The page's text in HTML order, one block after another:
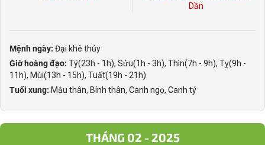
Dần
Mệnh ngày: Đại khê thủy
Giờ hoàng đạo: Tý(23h - 1h), Sửu(1h - 3h), Thìn(7h - 9h), Tỵ(9h -
11h), Mùi(13h - 15h), Tuất(19h - 21h)
Tuổi xung: Mậu thân, Bính thân, Canh ngọ, Canh tý
THÁNG 02 - 2025